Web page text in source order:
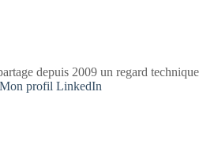
depuis 2009 un regard technique
Mon profil LinkedIn